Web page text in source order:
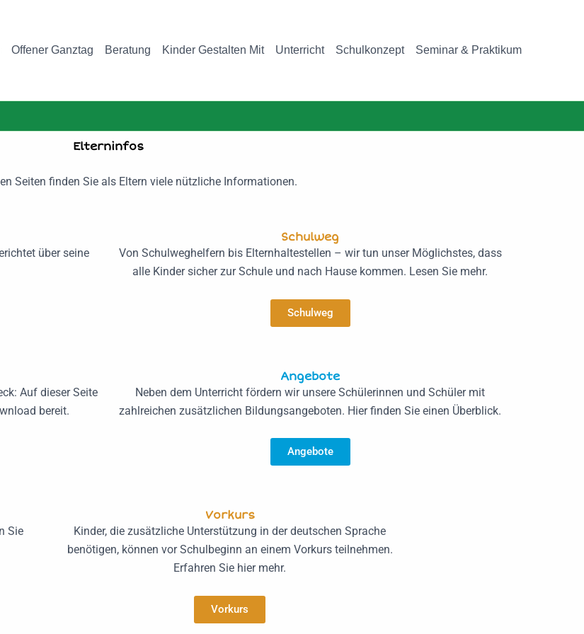
Offener Ganztag Beratung Kinder Gestalten Mit Unterricht Schulkonzept Seminar & Praktikum
Elterninfos
Seiten finden Sie als Eltern viele nützliche Informationen.
über seine
Schulweg
Von Schulweghelfern bis Elternhaltestellen – wir tun unser Möglichstes, dass
alle Kinder sicher zur Schule und nach Hause kommen. Lesen Sie mehr.
Schulweg
Auf dieser Seite
bereit.
Angebote
Neben dem Unterricht fördern wir unsere Schülerinnen und Schüler mit
zahlreichen zusätzlichen Bildungsangeboten. Hier finden Sie einen Überblick.
Angebote
Sie
Vorkurs
Kinder, die zusätzliche Unterstützung in der deutschen Sprache
benötigen, können vor Schulbeginn an einem Vorkurs teilnehmen.
Erfahren Sie hier mehr.
Vorkurs